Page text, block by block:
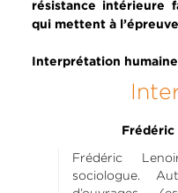
résistance intérieure
qui mettent à
Interprétation humaine
Frédéric
Frédéric
sociologue.